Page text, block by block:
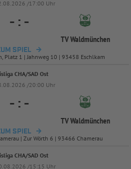
/17:00 Uhr
- : -
TV Waldmünchen
SPIEL
Platz 1 | Jahnweg 10 | 93458 Eschlkam
CHA/SAD Ost
/20:00 Uhr
- : -
TV Waldmünchen
SPIEL
| Zur Wörth 6 | 93466 Chamerau
CHA/SAD Ost
/15:15 Uhr